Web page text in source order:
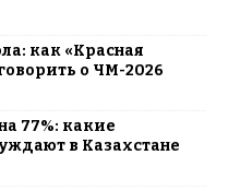
как «Красная
о ЧМ-2026
77%: какие
в Казахстане